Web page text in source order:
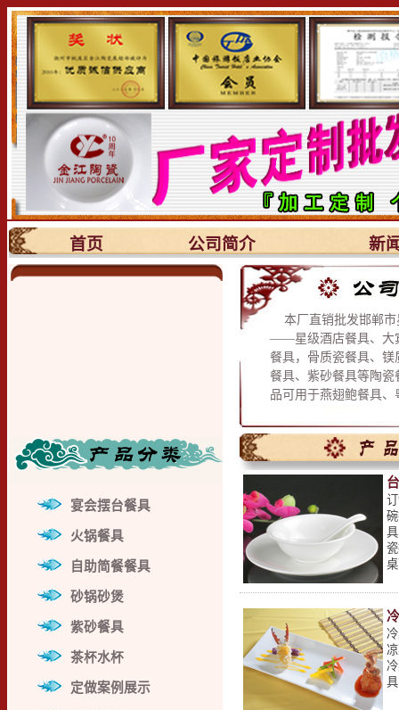
首页 公司简介 新
宴会摆台餐具
火锅餐具
自助简餐餐具
砂锅砂煲
紫砂餐具
茶杯水杯
定做案例展示
本厂直销批发邯郸市
——星级酒店餐具、大
餐具，骨质瓷餐具、镁
餐具、紫砂餐具等陶瓷
品可用于燕翅鲍餐具、